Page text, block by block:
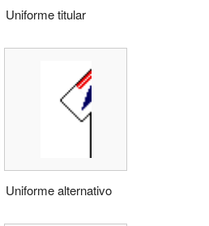
Uniforme titular
Uniforme alternativo